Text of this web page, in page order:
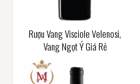
Rượu Vang Visciole Velenosi,
Vang Ngọt Ý Giá Rẻ